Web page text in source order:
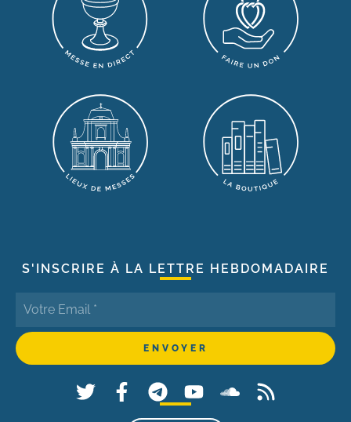
S'INSCRIRE À LA LETTRE HEBDOMADAIRE